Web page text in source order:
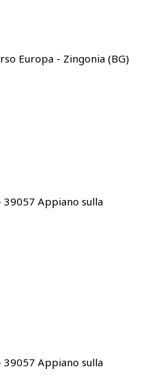
Europa - Zingonia (BG)
39057 Appiano sulla
39057 Appiano sulla